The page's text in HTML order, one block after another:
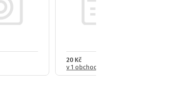
20 Kč
v 1 obchodě